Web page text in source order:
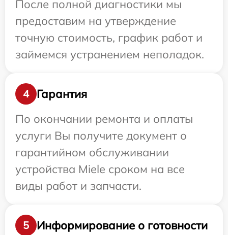
После полной диагностики мы
предоставим на утверждение
точную стоимость, график работ и
займемся устранением неполадок.
4
Гарантия
По окончании ремонта и оплаты
услуги Вы получите документ о
гарантийном обслуживании
устройства Miele сроком на все
виды работ и запчасти.
5
Информирование о готовности